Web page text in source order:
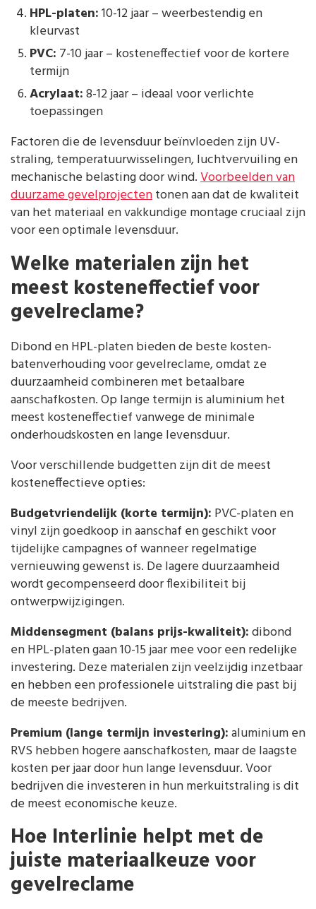
HPL-platen:10-12 jaar – weerbestendig en
kleurvast
PVC: 7-10 jaar – kosteneffectief voor de kortere
termijn
Acrylaat:8-12 jaar – ideaal voor verlichte
toepassingen
Factoren die de levensduur beïnvloeden zijn UV-
straling, temperatuurwisselingen, luchtvervuiling en
mechanische belasting door wind.Voorbeelden van
duurzame gevelprojectentonen aan dat de kwaliteit
van het materiaal en vakkundige montage cruciaal zijn
voor een optimale levensduur.
Welke materialen zijn het
meest kosteneffectief voor
gevelreclame?
Dibond en HPL-platen bieden de beste kosten-
batenverhouding voor gevelreclame, omdat ze
duurzaamheid combineren met betaalbare
aanschafkosten. Op lange termijn is aluminium het
meest kosteneffectief vanwege de minimale
onderhoudskosten en lange levensduur.
Voor verschillende budgetten zijn dit de meest
kosteneffectieve opties:
Budgetvriendelijk (korte termijn): PVC-platen en
vinyl zijn goedkoop in aanschaf en geschikt voor
tijdelijke campagnes of wanneer regelmatige
vernieuwing gewenst is. De lagere duurzaamheid
wordt gecompenseerd door flexibiliteit bij
ontwerpwijzigingen.
Middensegment (balans prijs-kwaliteit):dibond
en HPL-platen gaan 10-15 jaar mee voor een redelijke
investering. Deze materialen zijn veelzijdig inzetbaar
en hebben een professionele uitstraling die past bij
de meeste bedrijven.
Premium (lange termijn investering):aluminium en
RVS hebben hogere aanschafkosten, maar de laagste
kosten per jaar door hun lange levensduur. Voor
bedrijven die investeren in hun merkuitstraling is dit
de meest economische keuze.
Hoe Interlinie helpt met de
juiste materiaalkeuze voor
gevelreclame